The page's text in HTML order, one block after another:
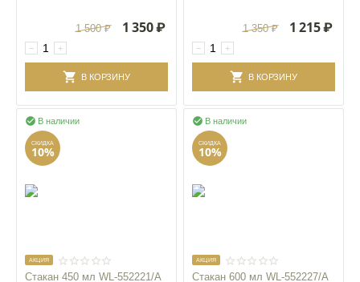
+
−
1 500 ₽ 1 350₽
В КОРЗИНУ
+
−
1 350 ₽ 1 215₽
В КОРЗИНУ
В наличии

СКИДКА
10%
AКЦИЯ
Стакан 450 мл WL‑552221/A
В наличии

СКИДКА
10%
AКЦИЯ
Стакан 600 мл WL‑552227/A